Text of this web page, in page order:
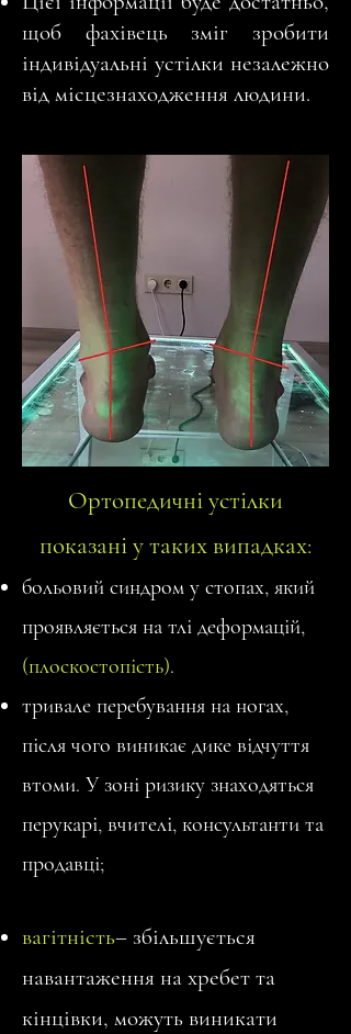
щоб фахівець зміг зробити
індивідуальні устілки незалежно
від місцезнаходження людини.
Ортопедичні устілки
показані у таких випадках:
больовий синдром у стопах, який
проявляється на тлі деформацій,
(плоскостопість).
тривале перебування на ногах,
після чого виникає дике відчуття
втоми. У зоні ризику знаходяться
перукарі, вчителі, консультанти та
продавці;
вагітність– збільшується
навантаження на хребет та
кінцівки, можуть виникати